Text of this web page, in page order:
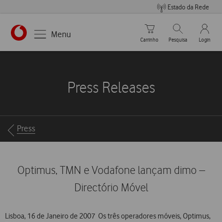
Estado da Rede
https://www.vodafone.pt
Menu
Carrinho de compras
Carrinho
Pesquisar
Pesquisa
My
Login
Press Releases
Breadcrumbs
Press
Optimus, TMN e Vodafone lançam dimo –
Directório Móvel
Lisboa, 16 de Janeiro de 2007  Os três operadores móveis, Optimus,